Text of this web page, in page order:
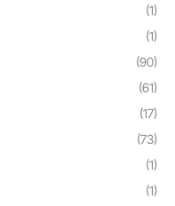
(1)
(1)
(90)
(61)
(17)
(73)
(1)
(1)